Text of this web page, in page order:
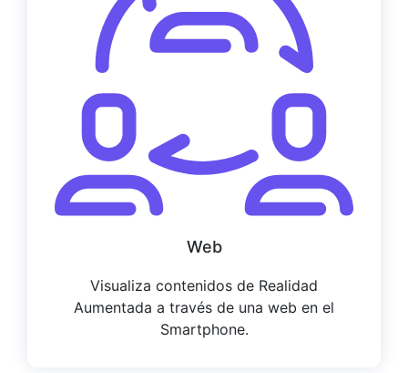
Web
Visualiza contenidos de Realidad
Aumentada a través de una web en el
Smartphone.